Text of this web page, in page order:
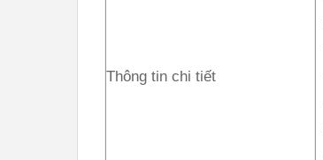
Thông tin chi tiết